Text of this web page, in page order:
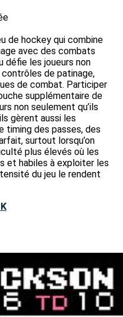
de hockey qui combine
avec des combats
défie les joueurs non
de patinage,
de combat. Participer
supplémentaire de
non seulement qu’ils
gèrent aussi les
timing des passes, des
surtout lorsqu’on
plus élevés où les
et habiles à exploiter les
du jeu le rendent